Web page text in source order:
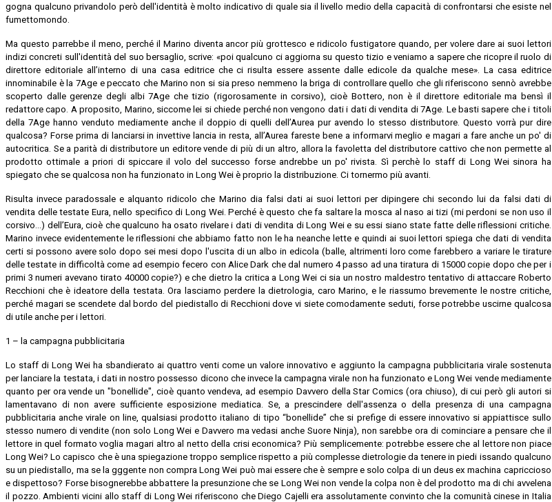
gogna qualcuno privandolo però dell'identità è molto indicativo di quale sia il livello medio della capacità di confrontarsi che esiste nel
fumettomondo.
Ma questo parrebbe il meno, perché il Marino diventa ancor più grottesco e ridicolo fustigatore quando, per volere dare ai suoi lettori
indizi concreti sull'identità del suo bersaglio, scrive: «poi qualcuno ci aggiorna su questo tizio e veniamo a sapere che ricopre il ruolo di
direttore editoriale all’interno di una casa editrice che ci risulta essere assente dalle edicole da qualche mese». La casa editrice
innominabile è la 7Age e peccato che Marino non si sia preso nemmeno la briga di controllare quello che gli riferiscono sennò avrebbe
scoperto dalle gerenze degli albi 7Age che tizio (rigorosamente in corsivo), cioè Bottero, non è il direttore editoriale ma bensì il
redattore capo. A proposito, Marino, siccome lei si chiede perché non vengono dati i dati di vendita di 7Age. Le basti sapere che i titoli
della 7Age hanno venduto mediamente anche il doppio di quelli dell’Aurea pur avendo lo stesso distributore. Questo vorrà pur dire
qualcosa? Forse prima di lanciarsi in invettive lancia in resta, all’Aurea fareste bene a informarvi meglio e magari a fare anche un po' di
autocritica. Se a parità di distributore un editore vende di più di un altro, allora la favoletta del distributore cattivo che non permette al
prodotto ottimale a priori di spiccare il volo del successo forse andrebbe un po' rivista. Sì perchè lo staff di Long Wei sinora ha
spiegato che se qualcosa non ha funzionato in Long Wei è proprio la distribuzione. Ci tornermo più avanti.
Risulta invece paradossale e alquanto ridicolo che Marino dia falsi dati ai suoi lettori per dipingere chi secondo lui da falsi dati di
vendita delle testate Eura, nello specifico di Long Wei. Perché è questo che fa saltare la mosca al naso ai tizi (mi perdoni se non uso il
corsivo…) dell’Eura, cioè che qualcuno ha osato rivelare i dati di vendita di Long Wei e su essi siano state fatte delle riflessioni critiche.
Marino invece evidentemente le riflessioni che abbiamo fatto non le ha neanche lette e quindi ai suoi lettori spiega che dati di vendita
certi si possono avere solo dopo sei mesi dopo l'uscita di un albo in edicola (balle, altrimenti loro come farebbero a variare le tirature
delle testate in difficoltà come ad esempio fecero con Alice Dark che dal numero 4 passo ad una tiratura di 15000 copie dopo che per i
primi 3 numeri avevano tirato 40000 copie?) e che dietro la critica a Long Wei ci sia un nostro maldestro tentativo di attaccare Roberto
Recchioni che è ideatore della testata. Ora lasciamo perdere la dietrologia, caro Marino, e le riassumo brevemente le nostre critiche,
perché magari se scendete dal bordo del piedistallo di Recchioni dove vi siete comodamente seduti, forse potrebbe uscirne qualcosa
di utile anche per i lettori.
1 – la campagna pubblicitaria
Lo staff di Long Wei ha sbandierato ai quattro venti come un valore innovativo e aggiunto la campagna pubblicitaria virale sostenuta
per lanciare la testata, i dati in nostro possesso dicono che invece la campagna virale non ha funzionato e Long Wei vende mediamente
quanto per ora vende un "bonellide", cioè quanto vendeva, ad esempio Davvero della Star Comics (ora chiuso), di cui però gli autori si
lamentavano di non avere sufficiente esposizione mediatica. Se, a prescindere dell'assenza o della presenza di una campagna
pubblicitaria anche virale on line, qualsiasi prodotto italiano di tipo “bonellide” che si prefige di essere innovativo si appiattisce sullo
stesso numero di vendite (non solo Long Wei e Davvero ma vedasi anche Suore Ninja), non sarebbe ora di cominciare a pensare che il
lettore in quel formato voglia magari altro al netto della crisi economica? Più semplicemente: potrebbe essere che al lettore non piace
Long Wei? Lo capisco che è una spiegazione troppo semplice rispetto a più complesse dietrologie da tenere in piedi issando qualcuno
su un piedistallo, ma se la gggente non compra Long Wei può mai essere che è sempre e solo colpa di un deus ex machina capriccioso
e dispettoso? Forse bisognerebbe abbattere la presunzione che se Long Wei non vende la colpa non è del prodotto ma di chi avvelena
il pozzo. Ambienti vicini allo staff di Long Wei riferiscono che Diego Cajelli era assolutamente convinto che la comunità cinese in Italia